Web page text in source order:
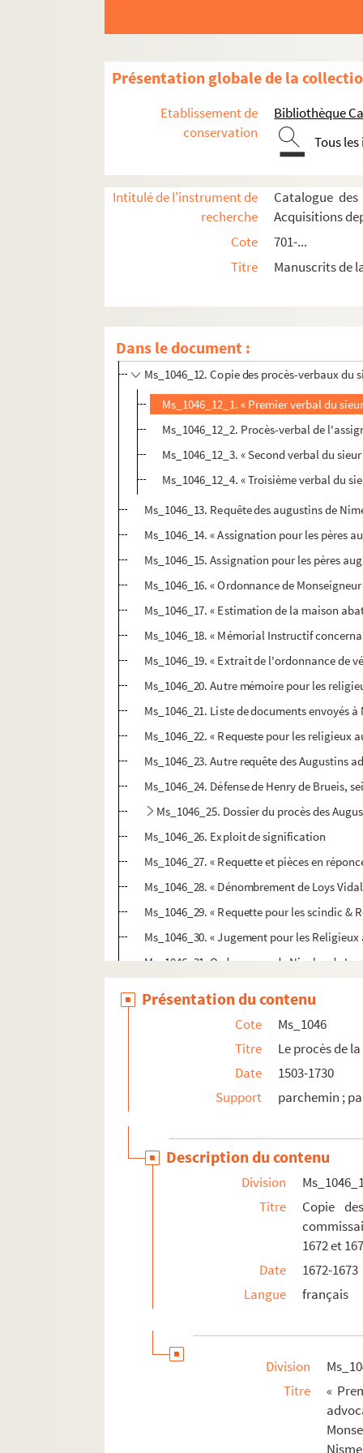
Présentation globale de la
Etablissement de
conservation
Bibliothèque
Tous
Intitulé de l'instrument de
recherche
Catalogue
Acquisitions
Cote
701-...
Titre
Manuscrits de
Dans le document :
Ms_1046_2. « Quitance pour sieur Pierre
Ms_1046_3. « Bail à inféodation pour M.e
Ms_1046_4. « Achat de moitié de la
Ms_1046_5. Copie des registres sur les
Ms_1046_6. « Mémoire d'une fondation
Ms_1046_7. « Plan fait par l'ordre de Mgr
Ms_1046_8. « Décret pour dame Dauriole
Ms_1046_10. Ordonnance de Claude
Ms_1046_11. Extrait des Registres du
Ms_1046_12. Copie des procès-verbaux
Ms_1046_12_1. « Premier verbal du
Ms_1046_12_2. Procès-verbal de
Ms_1046_12_3. « Second verbal du
Ms_1046_12_4. « Troisième verbal du
Ms_1046_13. Requête des augustins de
Ms_1046_14. « Assignation pour les pères
Ms_1046_15. Assignation pour les pères
Ms_1046_16. « Ordonnance de
Ms_1046_17. « Estimation de la maison
Ms_1046_18. « Mémorial Instructif
Ms_1046_19. « Extrait de l'ordonnance de
Ms_1046_20. Autre mémoire pour les
Ms_1046_21. Liste de documents envoyés
Ms_1046_22. « Requeste pour les religieux
Ms_1046_23. Autre requête des Augustins
Ms_1046_24. Défense de Henry de
Ms_1046_25. Dossier du procès des
Ms_1046_26. Exploit de signification
Ms_1046_27. « Requette et pièces en
Ms_1046_28. « Dénombrement de Loys
Ms_1046_29. « Requette pour les scindic
Ms_1046_30. « Jugement pour les
Ms_1046_31. Ordonnance de Nicolas de
Ms_1046_38. « Signification à Mr Baguet
Ms_1046_39. « Frais et droit expozés en
Ms_1046_40. « Extrait de délibération et
Ms_1046_41. « Memoire pour le sindic des
Ms_1046_42. Correspondance
Ms_1047. Lettre à Louis de Gonzague-Frick.
Ms_1048. Beaux secres sur le vein.
Ms_1050. Cahier de Chansons Appartenant à
Ms_1051. Lettres autographes.
Ms_1052. Prisonniers de guerre. Sous secteur
Ms_1053. « Mélanges littéraires et
Présentation du contenu
Cote
Ms_1046
Titre
Le procès de
Date
1503-1730
Support
parchemin ;
Description du contenu
Division
Titre
Copie
1672 et
Date
1672-1673
Langue
français
Division
Titre
«